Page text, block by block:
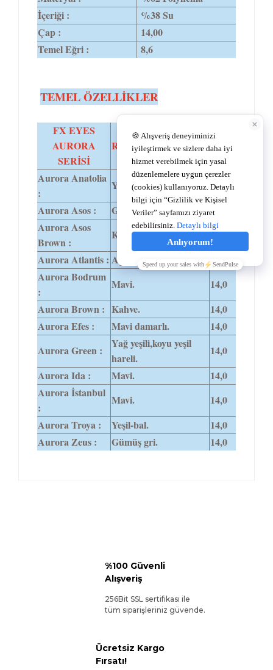
İçeriği :
%38 Su
Çap :
14,00
Temel Eğri :
8,6
TEMEL ÖZELLİKLER
FX EYES
AURORA
SERİSİ
RENK TONU DIA
Aurora Anatolia
:
Yeşil.
14,0
Aurora Asos :
Gri-yeşil.
14,0
Aurora Asos
Brown :
Kırmızı toprak rengi.
14,0
Aurora Atlantis : Açık-koyu mavi.
14,0
Aurora Bodrum
:
Mavi.
14,0
Aurora Brown : Kahve.
14,0
Aurora Efes :
Mavi damarlı.
14,0
Aurora Green :
Yağ yeşili,koyu yeşil
hareli.
14,0
Aurora Ida :
Mavi.
14,0
Aurora İstanbul
:
Mavi.
14,0
Aurora Troya :
Yeşil-bal.
14,0
Aurora Zeus :
Gümüş gri. 14,0
%100 Güvenli
Alışveriş
256Bit SSL sertifikası ile
tüm siparişleriniz güvende.
Ücretsiz Kargo
Fırsatı!